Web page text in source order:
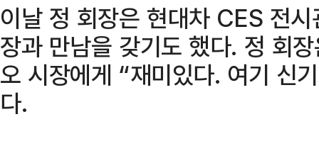
이날 정 회장은 현대차 CES 전
장과 만남을 갖기도 했다. 정 회
오 시장에게 “재미있다. 여기 신
다.